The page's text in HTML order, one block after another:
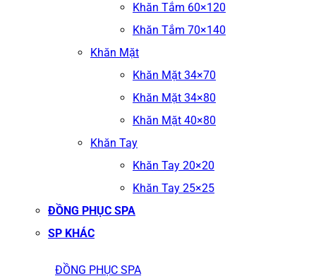
Khăn Tắm 60×120
Khăn Tắm 70×140
Khăn Mặt
Khăn Mặt 34×70
Khăn Mặt 34×80
Khăn Mặt 40×80
Khăn Tay
Khăn Tay 20×20
Khăn Tay 25×25
ĐỒNG PHỤC SPA
SP KHÁC
ĐỒNG PHỤC SPA